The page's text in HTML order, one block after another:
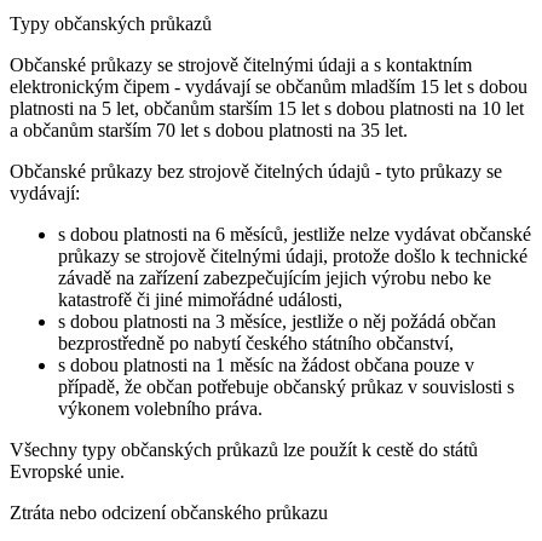
Typy občanských průkazů
Občanské průkazy se strojově čitelnými údaji a s kontaktním
elektronickým čipem - vydávají se občanům mladším 15 let s dobou
platnosti na 5 let, občanům starším 15 let s dobou platnosti na 10 let
a občanům starším 70 let s dobou platnosti na 35 let.
Občanské průkazy bez strojově čitelných údajů - tyto průkazy se
vydávají:
s dobou platnosti na 6 měsíců, jestliže nelze vydávat občanské
průkazy se strojově čitelnými údaji, protože došlo k technické
závadě na zařízení zabezpečujícím jejich výrobu nebo ke
katastrofě či jiné mimořádné události,
s dobou platnosti na 3 měsíce, jestliže o něj požádá občan
bezprostředně po nabytí českého státního občanství,
s dobou platnosti na 1 měsíc na žádost občana pouze v
případě, že občan potřebuje občanský průkaz v souvislosti s
výkonem volebního práva.
Všechny typy občanských průkazů lze použít k cestě do států
Evropské unie.
Ztráta nebo odcizení občanského průkazu